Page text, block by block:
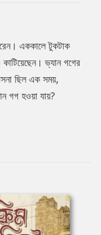
এককালে টুকটাক
ভ্যান গগের
ছিল এক সময়,
গগ হওয়া যায়?